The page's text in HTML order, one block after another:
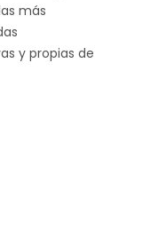
más
y propias de